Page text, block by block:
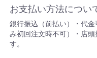
お支払い方法につい
銀行振込（前払い）・代
み初回注文時不可）・店
す。